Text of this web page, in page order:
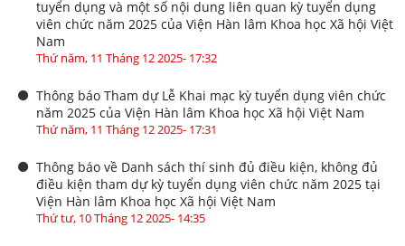
tuyển dụng và một số nội dung liên quan kỳ tuyển dụng
viên chức năm 2025 của Viện Hàn lâm Khoa học Xã hội Việt
Nam
Thứ năm, 11 Tháng 12 2025- 17:32
Thông báo Tham dự Lễ Khai mạc kỳ tuyển dụng viên chức
năm 2025 của Viện Hàn lâm Khoa học Xã hội Việt Nam
Thứ năm, 11 Tháng 12 2025- 17:31
Thông báo về Danh sách thí sinh đủ điều kiện, không đủ
điều kiện tham dự kỳ tuyển dụng viên chức năm 2025 tại
Viện Hàn lâm Khoa học Xã hội Việt Nam
Thứ tư, 10 Tháng 12 2025- 14:35